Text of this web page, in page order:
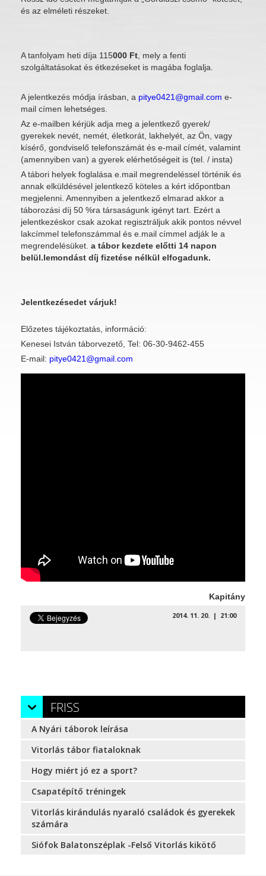
és az elméleti részeket.
A tanfolyam heti díja 115000 Ft , mely a fenti
szolgáltatásokat és étkezéseket is magába foglalja.
A jelentkezés módja írásban, a pitye0421@gmail.com e-
mail címen lehetséges.
Az e-mailben kérjük adja meg a jelentkező gyerek/
gyerekek nevét, nemét, életkorát, lakhelyét, az Ön, vagy
kísérő, gondviselő telefonszámát és e-mail címét, valamint
(amennyiben van) a gyerek elérhetőségeit is (tel. / insta)
A tábori helyek foglalása e.mail megrendeléssel történik és
annak elküldésével jelentkező köteles a kért időpontban
megjelenni. Amennyiben a jelentkező elmarad akkor a
táborozási díj 50 %ra társaságunk igényt tart. Ezért a
jelentkezéskor csak azokat regisztráljuk akik pontos névvel
lakcímmel telefonszámmal és e.mail címmel adják le a
megrendelésüket. a tábor kezdete előtti 14 napon
belül.lemondást díj fizetése nélkül elfogadunk.
Jelentkezésedet várjuk!
Előzetes tájékoztatás, információ:
Kenesei István táborvezető, Tel: 06-30-9462-455
E-mail: pitye0421@gmail.com
Kapitány
2014. 11. 20. | 21:00
FRISS
A Nyári táborok leírása
Vitorlás tábor fiataloknak
Hogy miért jó ez a sport?
Csapatépítő tréningek
Vitorlás kirándulás nyaraló családok és gyerekek
számára
Siófok Balatonszéplak -Felső Vitorlás kikötő